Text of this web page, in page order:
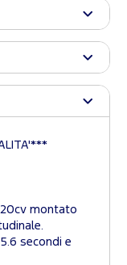
montato
secondi e